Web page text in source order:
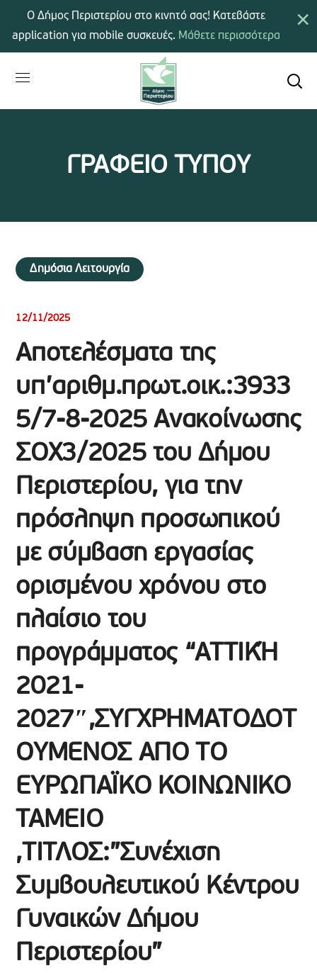
ΓΡΑΦΕΙΟ ΤΥΠΟΥ
Δημόσια Λειτουργία
12/11/2025
Αποτελέσματα της
υπ’αριθμ.πρωτ.οικ.:3933
5/7-8-2025 Ανακοίνωσης
ΣΟΧ3/2025 του Δήμου
Περιστερίου, για την
πρόσληψη προσωπικού
με σύμβαση εργασίας
ορισμένου χρόνου στo
πλαίσιo του
προγράμματος “ΑΤΤΙΚΉ
2021-
2027″,ΣΥΓΧΡΗΜΑΤΟΔΟΤ
ΟΥΜΕΝΟΣ ΑΠΟ ΤΟ
ΕΥΡΩΠΑΪΚΟ ΚΟΙΝΩΝΙΚΟ
ΤΑΜΕΙΟ
,ΤΙΤΛΟΣ:”Συνέχιση
Συμβουλευτικού Κέντρου
Γυναικών Δήμου
Περιστερίου”
×
Ο Δήμος Περιστερίου στο κινητό σας! Κατεβάστε
application για mobile συσκευές. Μάθετε περισσότερα